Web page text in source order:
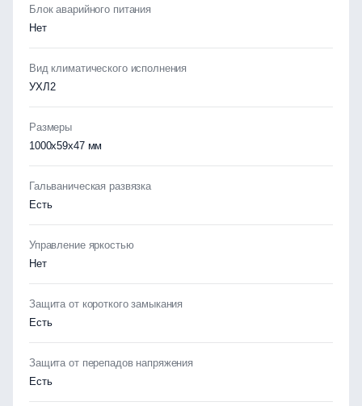
Блок аварийного питания
Нет
Вид климатического исполнения
УХЛ2
Размеры
1000х59х47 мм
Гальваническая развязка
Есть
Управление яркостью
Нет
Защита от короткого замыкания
Есть
Защита от перепадов напряжения
Есть